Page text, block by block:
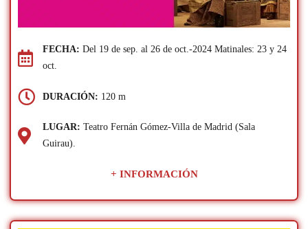
FECHA: Del 19 de sep. al 26 de oct.-2024 Matinales: 23 y 24
oct.
DURACIÓN: 120 m
LUGAR: Teatro Fernán Gómez-Villa de Madrid (Sala
Guirau).
+ INFORMACIÓN